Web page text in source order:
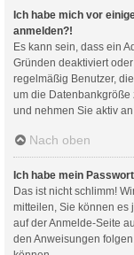
Ich habe mich vor
anmelden?!
Es kann sein, dass ein
Gründen deaktiviert
regelmäßig Benutzer,
um die
und nehmen Sie aktiv
Nach oben
Ich habe mein
Das ist nicht schlimm!
mitteilen, Sie können es
auf der Anmelde-Seite
den Anweisungen